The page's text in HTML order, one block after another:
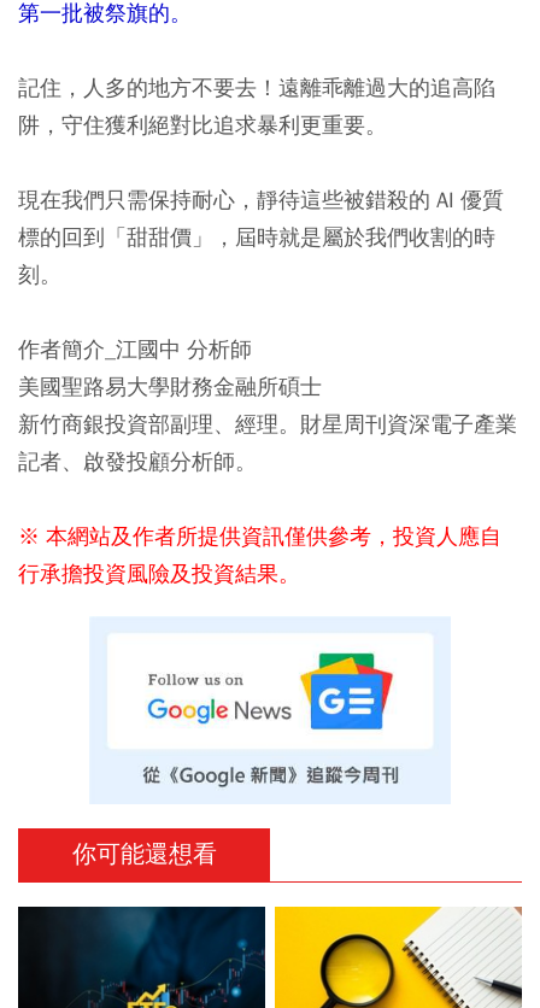
第一批被祭旗的。
記住，人多的地方不要去！遠離乖離過大的追高陷
阱，守住獲利絕對比追求暴利更重要。
現在我們只需保持耐心，靜待這些被錯殺的 AI 優質
標的回到「甜甜價」，屆時就是屬於我們收割的時
刻。
作者簡介_江國中 分析師
美國聖路易大學財務金融所碩士
新竹商銀投資部副理、經理。財星周刊資深電子產業
記者、啟發投顧分析師。
※ 本網站及作者所提供資訊僅供參考，投資人應自
行承擔投資風險及投資結果。
你可能還想看